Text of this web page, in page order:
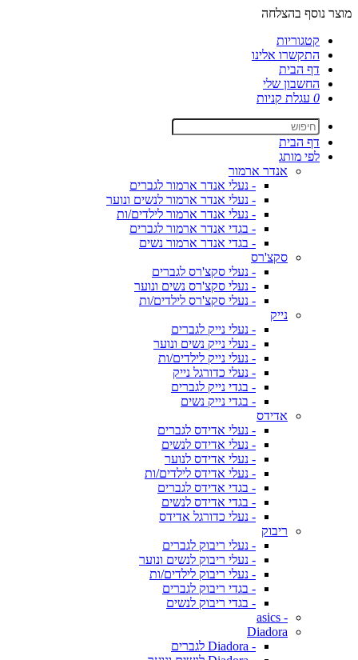
מוצר נוסף בהצלחה
קטגוריות
התקשרו אלינו
דף הבית
החשבון שלי
0 עגלת קניות
דף הבית
לפי מותג
אנדר ארמור
- נעלי אנדר ארמור לגברים
- נעלי אנדר ארמור לנשים ונוער
- נעלי אנדר ארמור לילדים/ות
- בגדי אנדר ארמור לגברים
- בגדי אנדר ארמור נשים
סקצ'רס
- נעלי סקצ'רס לגברים
- נעלי סקצ'רס נשים ונוער
- נעלי סקצ'רס לילדים/ות
נייק
- נעלי נייק לגברים
- נעלי נייק נשים ונוער
- נעלי נייק לילדים/ות
- נעלי כדורגל נייק
- בגדי נייק לגברים
- בגדי נייק נשים
אדידס
- נעלי אדידס לגברים
- נעלי אדידס לנשים
- נעלי אדידס לנוער
- נעלי אדידס לילדים/ות
- בגדי אדידס לגברים
- בגדי אדידס לנשים
- נעלי כדורגל אדידס
ריבוק
- נעלי ריבוק לגברים
- נעלי ריבוק לנשים ונוער
- נעלי ריבוק לילדים/ות
- בגדי ריבוק לגברים
- בגדי ריבוק לנשים
- asics
Diadora
- Diadora לגברים